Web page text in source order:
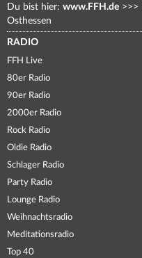
Du bist hier: www.FFH.de >>>
Osthessen
RADIO
FFH Live
80er Radio
90er Radio
2000er Radio
Rock Radio
Oldie Radio
Schlager Radio
Party Radio
Lounge Radio
Weihnachtsradio
Meditationsradio
Top 40